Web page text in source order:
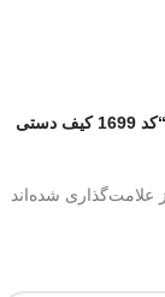
اولین نفری باشید که دیدگاهی را ارسال می کنید برای “کد 1699 کیف دستی
علامت‌گذاری شده‌اند